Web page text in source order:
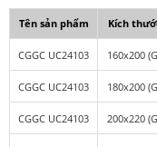
Tên sản phẩm Kích
CGGC UC24103 160x200
CGGC UC24103 180x200
CGGC UC24103 200x220